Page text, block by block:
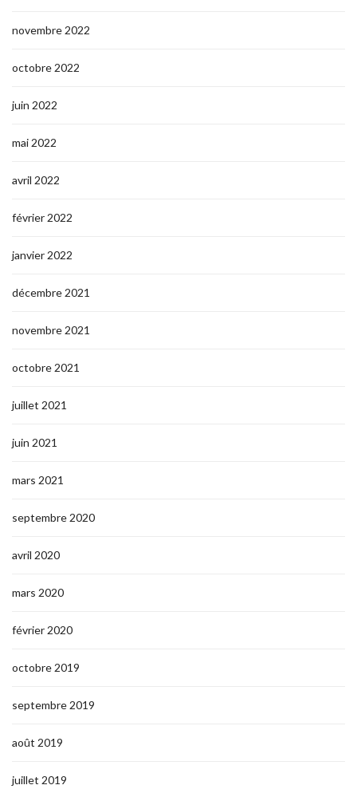
novembre 2022
octobre 2022
juin 2022
mai 2022
avril 2022
février 2022
janvier 2022
décembre 2021
novembre 2021
octobre 2021
juillet 2021
juin 2021
mars 2021
septembre 2020
avril 2020
mars 2020
février 2020
octobre 2019
septembre 2019
août 2019
juillet 2019